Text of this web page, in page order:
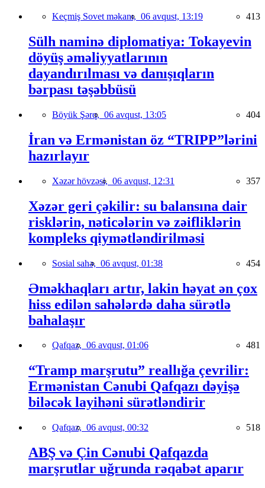
Keçmiş Sovet məkanı, 06 avqust, 13:19 413
Sülh naminə diplomatiya: Tokayevin
döyüş əməliyyatlarının
dayandırılması və danışıqların
bərpası təşəbbüsü
Böyük Şərq, 06 avqust, 13:05 404
İran və Ermənistan öz “TRIPP”lərini
hazırlayır
Xəzər hövzəsi, 06 avqust, 12:31 357
Xəzər geri çəkilir: su balansına dair
risklərin, nəticələrin və zəifliklərin
kompleks qiymətləndirilməsi
Sosial sahə, 06 avqust, 01:38 454
Əməkhaqları artır, lakin həyat ən çox
hiss edilən sahələrdə daha sürətlə
bahalaşır
Qafqaz, 06 avqust, 01:06 481
“Tramp marşrutu” reallığa çevrilir:
Ermənistan Cənubi Qafqazı dəyişə
biləcək layihəni sürətləndirir
Qafqaz, 06 avqust, 00:32 518
ABŞ və Çin Cənubi Qafqazda
marşrutlar uğrunda rəqabət aparır